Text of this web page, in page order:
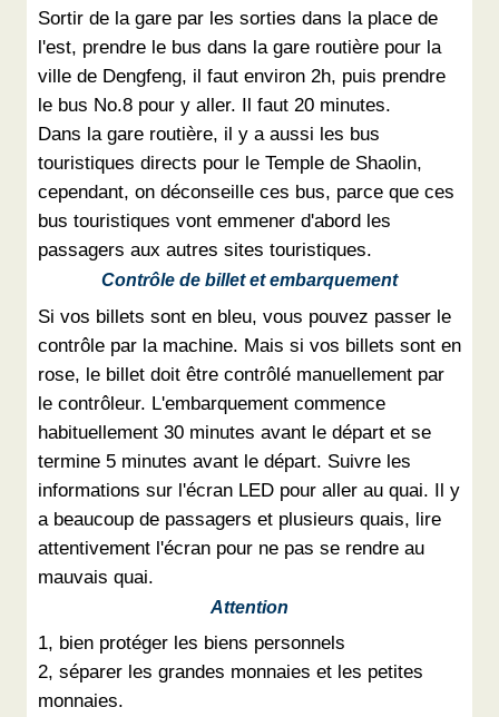
Sortir de la gare par les sorties dans la place de
l'est, prendre le bus dans la gare routière pour la
ville de Dengfeng, il faut environ 2h, puis prendre
le bus No.8 pour y aller. Il faut 20 minutes.
Dans la gare routière, il y a aussi les bus
touristiques directs pour le Temple de Shaolin,
cependant, on déconseille ces bus, parce que ces
bus touristiques vont emmener d'abord les
passagers aux autres sites touristiques.
Contrôle de billet et embarquement
Si vos billets sont en bleu, vous pouvez passer le
contrôle par la machine. Mais si vos billets sont en
rose, le billet doit être contrôlé manuellement par
le contrôleur. L'embarquement commence
habituellement 30 minutes avant le départ et se
termine 5 minutes avant le départ. Suivre les
informations sur l'écran LED pour aller au quai. Il y
a beaucoup de passagers et plusieurs quais, lire
attentivement l'écran pour ne pas se rendre au
mauvais quai.
Attention
1, bien protéger les biens personnels
2, séparer les grandes monnaies et les petites
monnaies.